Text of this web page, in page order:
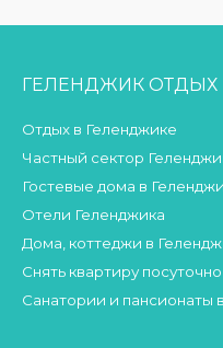
ГЕЛЕНДЖИК ОТДЫХ
Отдых в Геленджике
Частный сектор
Гостевые дома в
Отели Геленджика
Дома, коттеджи в
Снять квартиру
Санатории и пансионаты